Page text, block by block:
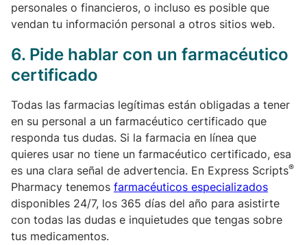
personales o financieros, o incluso es posible que
vendan tu información personal a otros sitios web.
6. Pide hablar con un farmacéutico
certificado
Todas las farmacias legítimas están obligadas a tener
en su personal a un farmacéutico certificado que
responda tus dudas. Si la farmacia en línea que
quieres usar no tiene un farmacéutico certificado, esa
es una clara señal de advertencia. En Express Scripts®
Pharmacy tenemos farmacéuticos especializados
disponibles 24/7, los 365 días del año para asistirte
con todas las dudas e inquietudes que tengas sobre
tus medicamentos.